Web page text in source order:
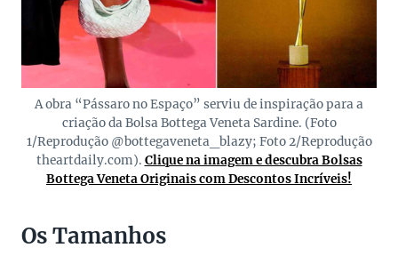
A obra “Pássaro no Espaço” serviu de inspiração para a
criação da Bolsa Bottega Veneta Sardine. (Foto
1/Reprodução @bottegaveneta_blazy; Foto 2/Reprodução
theartdaily.com). Clique na imagem e descubra Bolsas
Bottega Veneta Originais com Descontos Incríveis!
Os Tamanhos